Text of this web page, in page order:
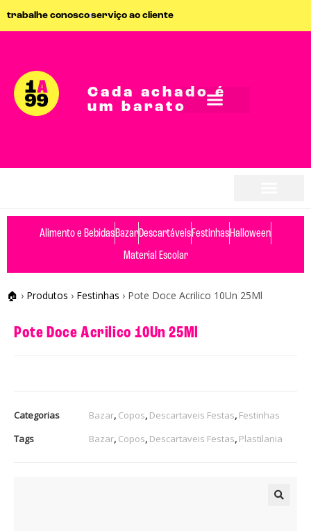
trabalhe conoscoserviço ao cliente
Cada achado é
um barato
Alimento e BebidasBazarDescartáveisFestinhasHalloween
Material Escolar
🏠 › Produtos › Festinhas › Pote Doce Acrilico 10Un 25Ml
Pote Doce Acrilico 10Un 25Ml
Categorias Bazar, Copos, Descartaveis Festas, Festinhas
Tags
Bazar, Copos, Descartaveis Festas, Plastilania